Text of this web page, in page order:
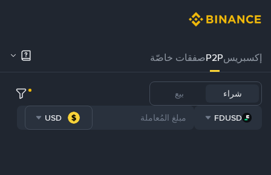
إكسبريسP2Pصفقات خاصّة
شراء بيع
FDUSD
USD